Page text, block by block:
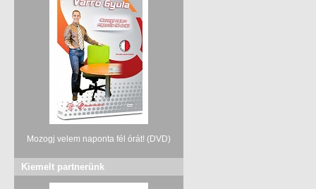
Mozogj velem naponta fél órát! (DVD)
Kiemelt partnerünk